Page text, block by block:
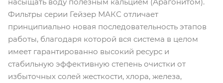
Фильтры серии Гейзер МАКС отличает
принципиально новая последовательность этапов
работы, благодаря которой вся система в целом
имеет гарантированно высокий ресурс и
стабильную эффективную степень очистки от
избыточных солей жесткости, хлора, железа,